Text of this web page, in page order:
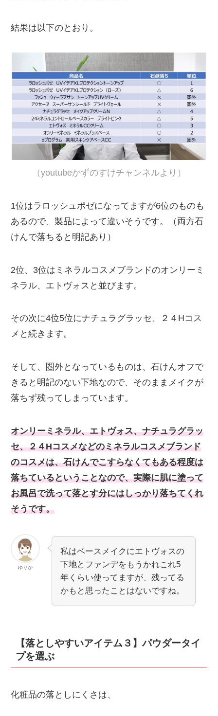
結果は以下のとおり。
（youtubeかずのすけチャンネルより）
1位はラロッシュポゼになってますが6位のものも
あるので、製品によって違いそうです。（両方石
けんで落ちると明記あり）
2位、3位はミネラルコスメブランドのオンリーミ
ネラル、エトヴォスと並びます。
その次に4位5位にナチュラグラッセ、２４Hコス
メと続きます。
そして、圏外となっているものは、石けんオフで
きると明記のない下地なので、そのままメイクが
落ちず残ってしまっています。
オンリーミネラル、エトヴォス、ナチュラグラッ
セ、２４Hコスメなどのミネラルコスメブランド
のコスメは、石けんでこすらなくてもある程度は
落ちているということなので、実際に肌に塗って
お風呂で洗って落とす分にはしっかり落ちてくれ
そうです。
ゆりか
私はベースメイクにエトヴォスの
下地とファンデをもうかれこれ5
年くらい使ってますが、残ってる
かもと思ったことはないですね。
【落としやすいアイテム３】パウダータイ
プを選ぶ
化粧品の落としにくさは、